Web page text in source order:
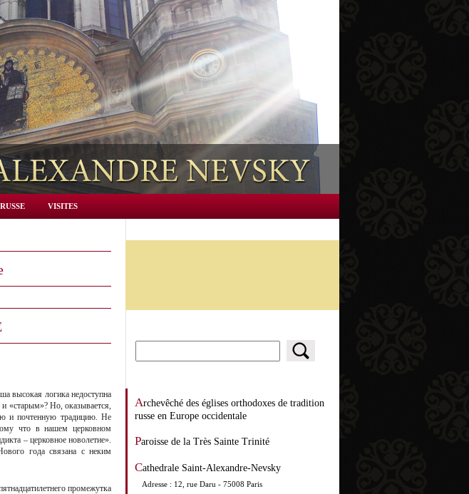
VISITES
высокая логика недоступна
«старым»? Но, оказывается,
и почтенную традицию. Не
что в нашем церковном
– церковное новолетие».
года связана с неким
промежутка
Archevêché des églises orthodoxes de tradition
russe en Europe occidentale
Paroisse de la Très Sainte Trinité
Cathedrale Saint-Alexandre-Nevsky
Adresse : 12, rue Daru - 75008 Paris